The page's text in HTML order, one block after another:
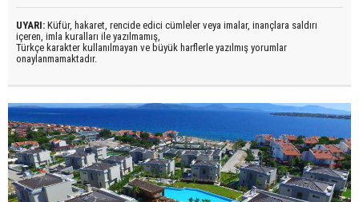
UYARI: Küfür, hakaret, rencide edici cümleler veya imalar, inançlara saldırı
içeren, imla kuralları ile yazılmamış,
Türkçe karakter kullanılmayan ve büyük harflerle yazılmış yorumlar
onaylanmamaktadır.